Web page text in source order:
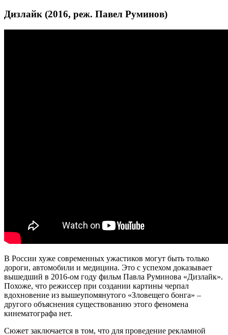
Дизлайк (2016, реж. Павел Руминов)
В России хуже современных ужастиков могут быть только
дороги, автомобили и медицина. Это с успехом доказывает
вышедший в 2016-ом году фильм Павла Руминова «Дизлайк».
Похоже, что режиссер при создании картины черпал
вдохновение из вышеупомянутого «Зловещего бонга» –
другого объяснения существованию этого феномена
кинематографа нет.
Сюжет заключается в том, что для проведение рекламной